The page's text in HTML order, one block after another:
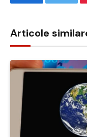
FacebookTwitter
Articole